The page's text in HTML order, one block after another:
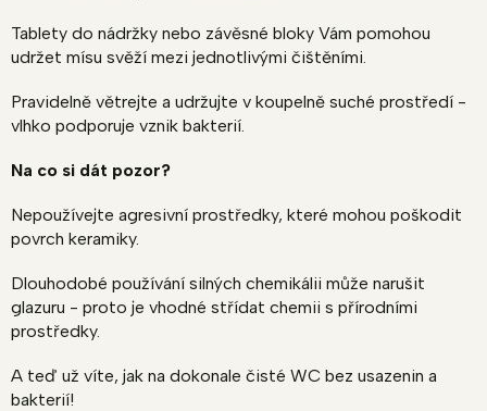
Tablety do nádržky nebo závěsné bloky Vám pomohou
udržet mísu svěží mezi jednotlivými čištěními.
Pravidelně větrejte a udržujte v koupelně suché prostředí -
vlhko podporuje vznik bakterií.
Na co si dát pozor?
Nepoužívejte agresivní prostředky, které mohou poškodit
povrch keramiky.
Dlouhodobé používání silných chemikálii může narušit
glazuru - proto je vhodné střídat chemii s přírodními
prostředky.
A teď už víte, jak na dokonale čisté WC bez usazenin a
bakterií!